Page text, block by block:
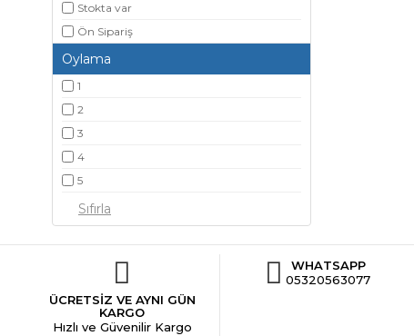
Stokta var
Ön Sipariş
Oylama
1
2
3
4
5
ÜCRETSİZ VE AYNI GÜN
KARGO
Hızlı ve Güvenilir Kargo
WHATSAPP
05320563077